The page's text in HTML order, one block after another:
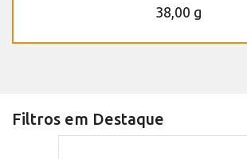
38,00 g
Filtros em Destaque